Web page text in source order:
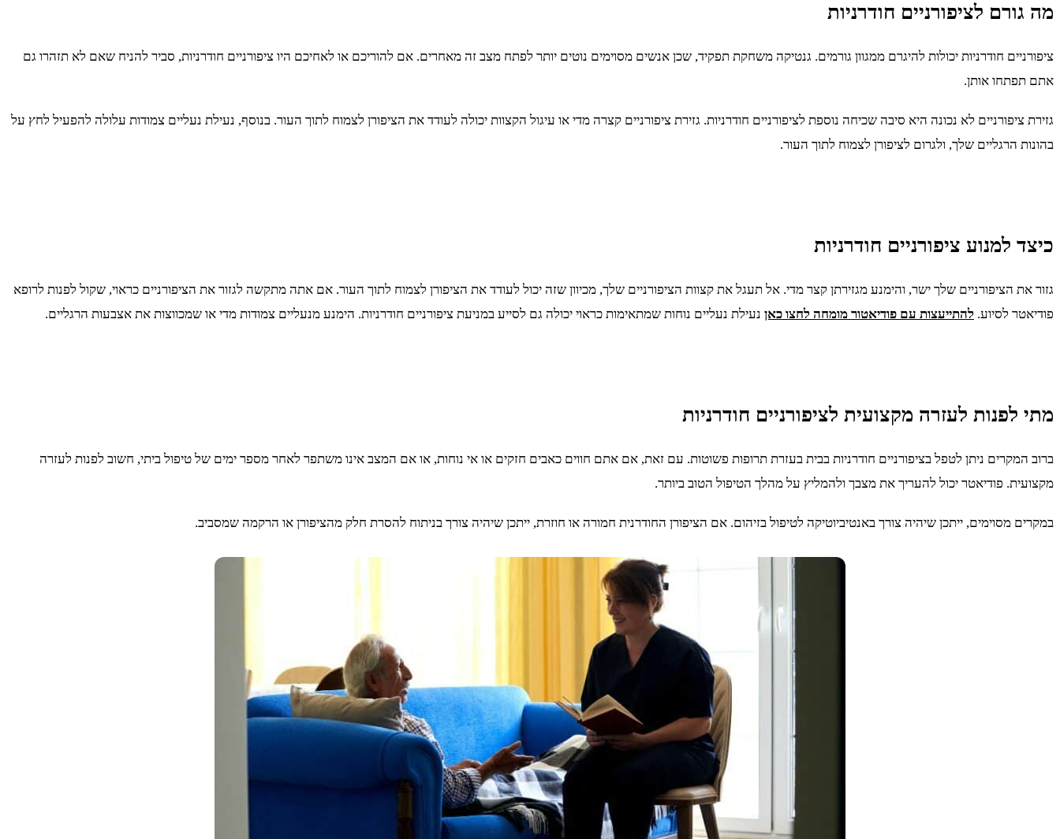
מה גורם לציפורניים חודרניות
ציפורניים חודרניות יכולות להיגרם ממגוון גורמים. גנטיקה משחקת תפקיד, שכן אנשים מסוימים נוטים יותר לפתח מצב זה מאחרים. אם להוריכם או לאחיכם היו ציפורניים חודרניות, סביר להניח שאם לא תזהרו גם
אתם תפתחו אותן.
גזירת ציפורניים לא נכונה היא סיבה שכיחה נוספת לציפורניים חודרניות. גזירת ציפורניים קצרה מדי או עיגול הקצוות יכולה לעודד את הציפורן לצמוח לתוך העור. בנוסף, נעילת נעליים צמודות עלולה להפעיל לחץ על
בהונות הרגליים שלך, ולגרום לציפורן לצמוח לתוך העור.
כיצד למנוע ציפורניים חודרניות
גזור את הציפורניים שלך ישר, והימנע מגזירתן קצר מדי. אל תעגל את קצוות הציפורניים שלך, מכיוון שזה יכול לעודד את הציפורן לצמוח לתוך העור. אם אתה מתקשה לגזור את הציפורניים כראוי, שקול לפנות לרופא
פודיאטר לסיוע. להתייעצות עם פודיאטור מומחה לחצו כאן נעילת נעליים נוחות שמתאימות כראוי יכולה גם לסייע במניעת ציפורניים חודרניות. הימנע מנעליים צמודות מדי או שמכווצות את אצבעות הרגליים.
מתי לפנות לעזרה מקצועית לציפורניים חודרניות
ברוב המקרים ניתן לטפל בציפורניים חודרניות בבית בעזרת תרופות פשוטות. עם זאת, אם אתם חווים כאבים חזקים או אי נוחות, או אם המצב אינו משתפר לאחר מספר ימים של טיפול ביתי, חשוב לפנות לעזרה
מקצועית. פודיאטר יכול להעריך את מצבך ולהמליץ על מהלך הטיפול הטוב ביותר.
במקרים מסוימים, ייתכן שיהיה צורך באנטיביוטיקה לטיפול בזיהום. אם הציפורן החודרנית חמורה או חוזרת, ייתכן שיהיה צורך בניתוח להסרת חלק מהציפורן או הרקמה שמסביב.